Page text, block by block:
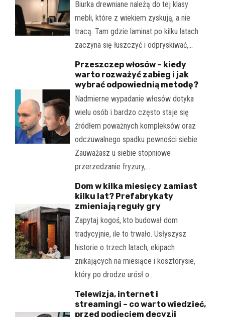
Biurka drewniane należą do tej klasy
mebli, które z wiekiem zyskują, a nie
tracą. Tam gdzie laminat po kilku latach
zaczyna się łuszczyć i odpryskiwać,…
Przeszczep włosów – kiedy
warto rozważyć zabieg i jak
wybrać odpowiednią metodę?
Nadmierne wypadanie włosów dotyka
wielu osób i bardzo często staje się
źródłem poważnych kompleksów oraz
odczuwalnego spadku pewności siebie.
Zauważasz u siebie stopniowe
przerzedzanie fryzury,…
Dom w kilka miesięcy zamiast
kilku lat? Prefabrykaty
zmieniają reguły gry
Zapytaj kogoś, kto budował dom
tradycyjnie, ile to trwało. Usłyszysz
historie o trzech latach, ekipach
znikających na miesiące i kosztorysie,
który po drodze urósł o…
Telewizja, internet i
streamingi – co warto wiedzieć,
przed podjęciem decyzji